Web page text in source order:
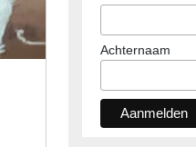
Achternaam